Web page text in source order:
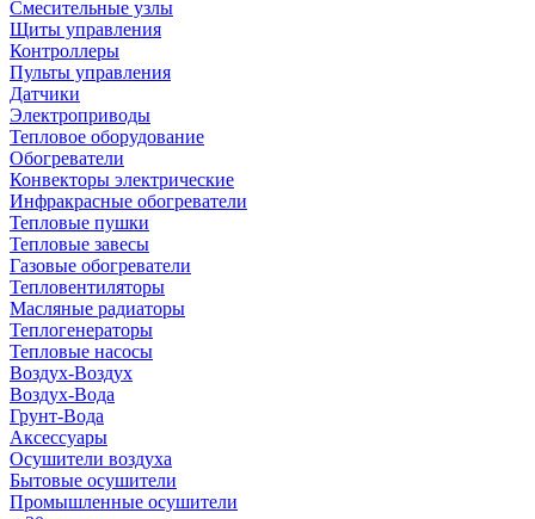
Смесительные узлы
Щиты управления
Контроллеры
Пульты управления
Датчики
Электроприводы
Тепловое оборудование
Обогреватели
Конвекторы электрические
Инфракрасные обогреватели
Тепловые пушки
Тепловые завесы
Газовые обогреватели
Тепловентиляторы
Масляные радиаторы
Теплогенераторы
Тепловые насосы
Воздух-Воздух
Воздух-Вода
Грунт-Вода
Аксессуары
Осушители воздуха
Бытовые осушители
Промышленные осушители